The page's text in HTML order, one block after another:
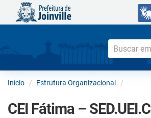
Início Estrutura Organizacional
CEI Fátima –